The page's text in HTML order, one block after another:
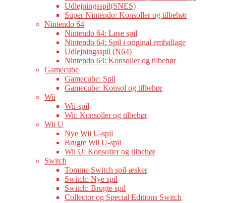
Udlejningsspil(SNES)
Super Nintendo: Konsoller og tilbehør
Nintendo 64
Nintendo 64: Løse spil
Nintendo 64: Spil i original emballage
Udlejningsspil (N64)
Nintendo 64: Konsoller og tilbehør
Gamecube
Gamecube: Spil
Gamecube: Konsol og tilbehør
Wii
Wii-spil
Wii: Konsoller og tilbehør
Wii U
Nye Wii U-spil
Brugte Wii U-spil
Wii U: Konsoller og tilbehør
Switch
Tomme Switch spil-æsker
Switch: Nye spil
Switch: Brugte spil
Collector og Special Editions Switch